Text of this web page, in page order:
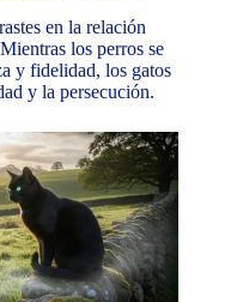
en la relación
los perros se
y fidelidad, los gatos
y la persecución.